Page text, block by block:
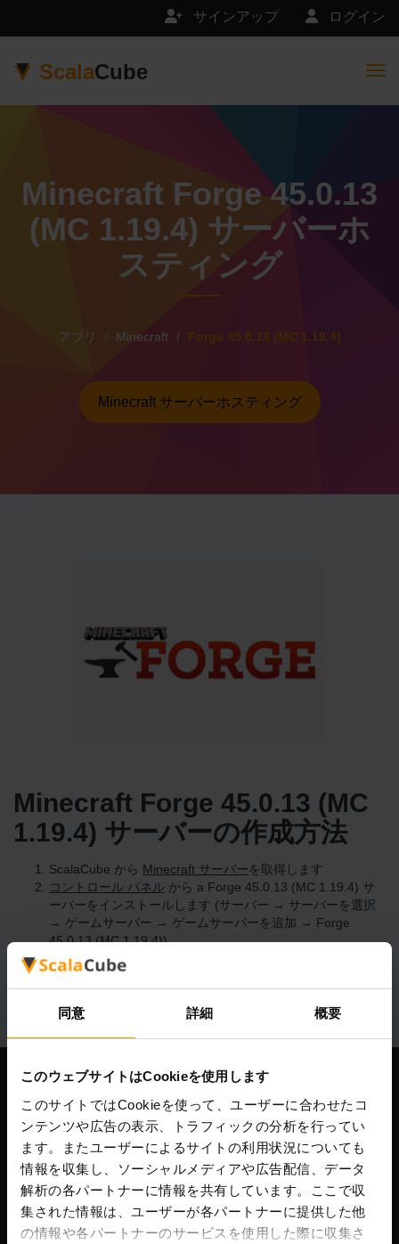
同意 詳細 概要
このウェブサイトはCookieを使用します
このサイトではCookieを使って、ユーザーに合わせたコ
ンテンツや広告の表示、トラフィックの分析を行ってい
ます。またユーザーによるサイトの利用状況についても
情報を収集し、ソーシャルメディアや広告配信、データ
解析の各パートナーに情報を共有しています。ここで収
集された情報は、ユーザーが各パートナーに提供した他
の情報や各パートナーのサービスを使用した際に収集さ
ログイン
サインアップ
ScalaCube
Minecraft Forge 45.0.13
(MC 1.19.4) サーバーホ
スティング
アプリ Minecraft Forge 45.0.13 (MC 1.19.4)
Minecraft サーバーホスティング
Minecraft Forge 45.0.13 (MC
1.19.4) サーバーの作成方法
ScalaCube から Minecraft サーバーを取得します
コントロール パネル から a Forge 45.0.13 (MC 1.19.4) サ
ーバーをインストールします (サーバー → サーバーを選択
→ ゲームサーバー → ゲームサーバーを追加 → Forge
45.0.13 (MC 1.19.4))
サーバー上で楽しくプレイしてください!
Scalable Hosting Solutions OÜ
登録コード: 14652605
VAT番号: EE102133820
住所: Harju maakond, Tallinn, Kesklinna linnaosa,